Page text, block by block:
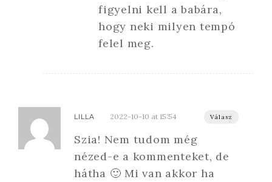
figyelni kell a babára,
hogy neki milyen tempó
felel meg.
LILLA 2022-10-10 at 15:54 Válasz
Szia! Nem tudom még
nézed-e a kommenteket, de
hátha 🙂 Mi van akkor ha